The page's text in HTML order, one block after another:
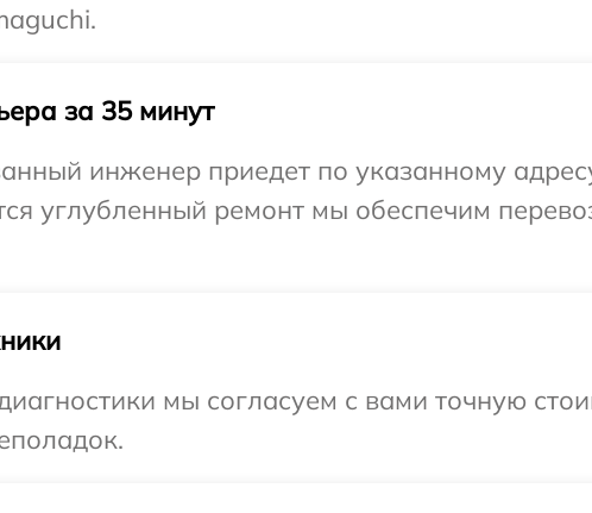
за 35 минут
инженер приедет по указанному
углубленный ремонт мы обеспечим
мы согласуем с вами точную